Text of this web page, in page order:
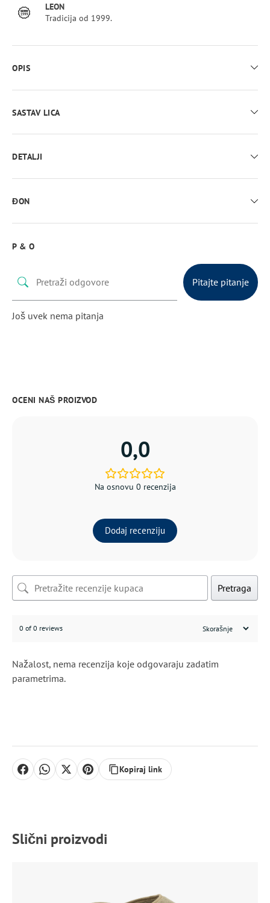
LEON
Tradicija od 1999.
OPIS
Izrađena od tekstila i prirodne kože.
SASTAV LICA
DETALJI
ĐON
P & O
Pitajte pitanje
Još uvek nema pitanja
OCENI NAŠ PROIZVOD
0,0
Na osnovu 0 recenzija
Dodaj recenziju
Pretraga
0 of 0 reviews
Nažalost, nema recenzija koje odgovaraju zadatim
parametrima.
Kopiraj link
Slični proizvodi